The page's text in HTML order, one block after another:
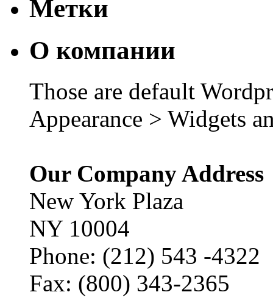
Метки
О компании
Those are default
Appearance > Widgets
Our Company Address
New York Plaza
NY 10004
Phone: (212) 543 -4322
Fax: (800) 343-2365